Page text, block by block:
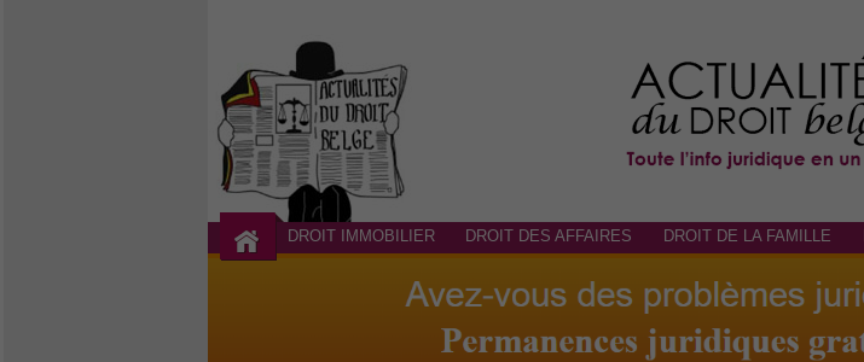
DROIT IMMOBILIER DROIT DES AFFAIRES DROIT DE LA FAMILLE